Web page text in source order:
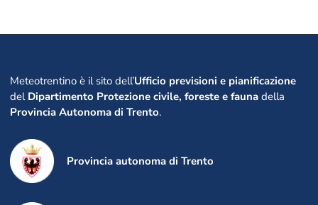
Meteotrentino è il sito dell’Ufficio previsioni e pianificazione
del Dipartimento Protezione civile, foreste e faunadella
Provincia Autonoma di Trento.
Provincia autonoma di Trento